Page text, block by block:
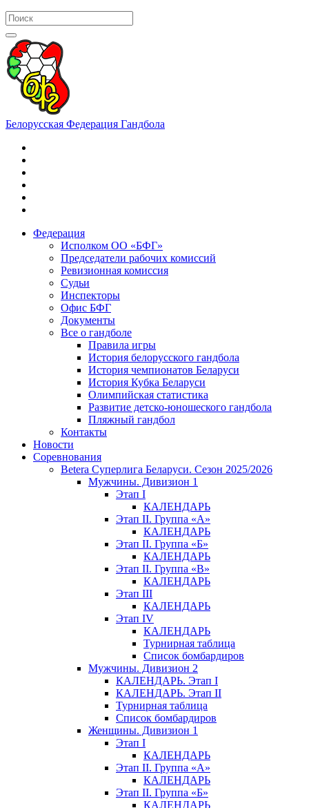
Белорусская Федерация Гандбола
Федерация
Исполком ОО «БФГ»
Председатели рабочих комиссий
Ревизионная комиссия
Судьи
Инспекторы
Офис БФГ
Документы
Все о гандболе
Правила игры
История белорусского гандбола
История чемпионатов Беларуси
История Кубка Беларуси
Олимпийская статистика
Развитие детско-юношеского гандбола
Пляжный гандбол
Контакты
Новости
Соревнования
Betera Суперлига Беларуси. Сезон 2025/2026
Мужчины. Дивизион 1
Этап I
КАЛЕНДАРЬ
Этап II. Группа «А»
КАЛЕНДАРЬ
Этап II. Группа «Б»
КАЛЕНДАРЬ
Этап II. Группа «В»
КАЛЕНДАРЬ
Этап III
КАЛЕНДАРЬ
Этап IV
КАЛЕНДАРЬ
Турнирная таблица
Список бомбардиров
Мужчины. Дивизион 2
КАЛЕНДАРЬ. Этап I
КАЛЕНДАРЬ. Этап II
Турнирная таблица
Список бомбардиров
Женщины. Дивизион 1
Этап I
КАЛЕНДАРЬ
Этап II. Группа «А»
КАЛЕНДАРЬ
Этап II. Группа «Б»
КАЛЕНДАРЬ